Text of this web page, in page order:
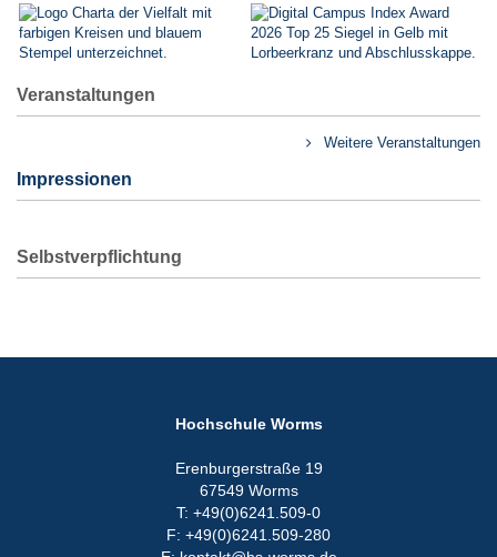
Veranstaltungen
Weitere Veranstaltungen
Impressionen
Previous
Selbstverpflichtung
Hochschule Worms
Erenburgerstraße 19
67549 Worms
T: +49(0)6241.509-0
F: +49(0)6241.509-280